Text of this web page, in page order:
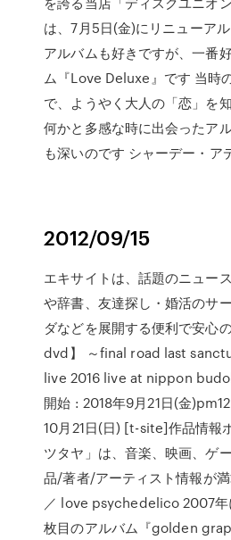
は、7月5日(金)にリニューア
アルバムも好きですが、一番
ム『Love Deluxe』です 当時
で、ようやく大人の「恋」を
何かと多感な時に出会ったア
も深いのです シャーデー・ア
2012/09/15
エキサイトは、話題のニュー
や辞書、友達探し・婚活のサ
ダなどを展開する便利で安心
dvd】 ～final road last
live 2016 live at nippon
開始 : 2018年9月21日(金
10月21日(日) [t-site]作品情報
ツタヤ」は、音楽、映画、ゲ
品/著者/アーティスト情報が
／ love psychedelico 2007年
枚目のアルバム『golden